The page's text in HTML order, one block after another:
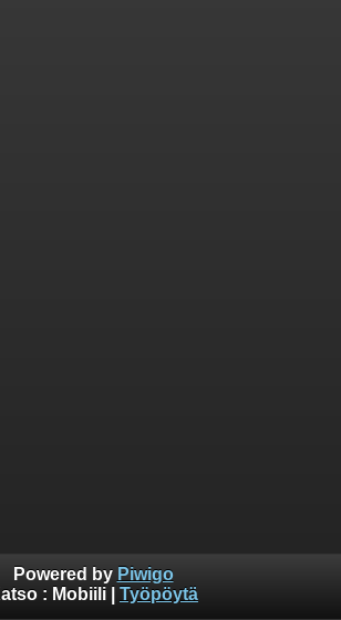
Powered by Piwigo
: Mobiili Työpöytä